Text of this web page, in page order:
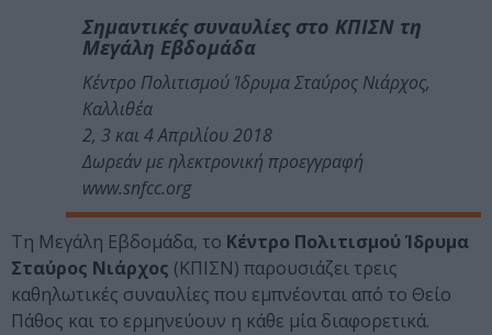
Σημαντικές συναυλίες στο ΚΠΙΣΝ τη
Μεγάλη Εβδομάδα
Κέντρο Πολιτισμού Ίδρυμα Σταύρος Νιάρχος,
Καλλιθέα
2, 3 και 4 Απριλίου 2018
Δωρεάν με ηλεκτρονική προεγγραφή
www.snfcc.org
Τη Μεγάλη Εβδομάδα, το Κέντρο Πολιτισμού Ίδρυμα
Σταύρος Νιάρχος (ΚΠΙΣΝ) παρουσιάζει τρεις
καθηλωτικές συναυλίες που εμπνέονται από το Θείο
Πάθος και το ερμηνεύουν η κάθε μία διαφορετικά.